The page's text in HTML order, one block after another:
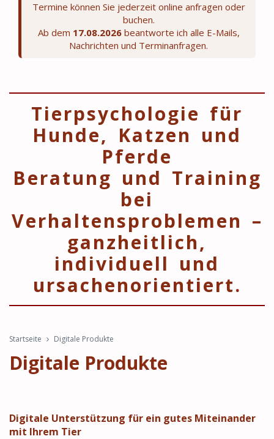
Termine können Sie jederzeit online anfragen oder
buchen.
Ab dem 17.08.2026beantworte ich alle E-Mails,
Nachrichten und Terminanfragen.
Tierpsychologie für
Hunde, Katzen und
Pferde
Beratung und Training
bei
Verhaltensproblemen –
ganzheitlich,
individuell und
ursachenorientiert.
Startseite Digitale Produkte
Digitale Produkte
Digitale Unterstützung für ein gutes Miteinander
mit Ihrem Tier